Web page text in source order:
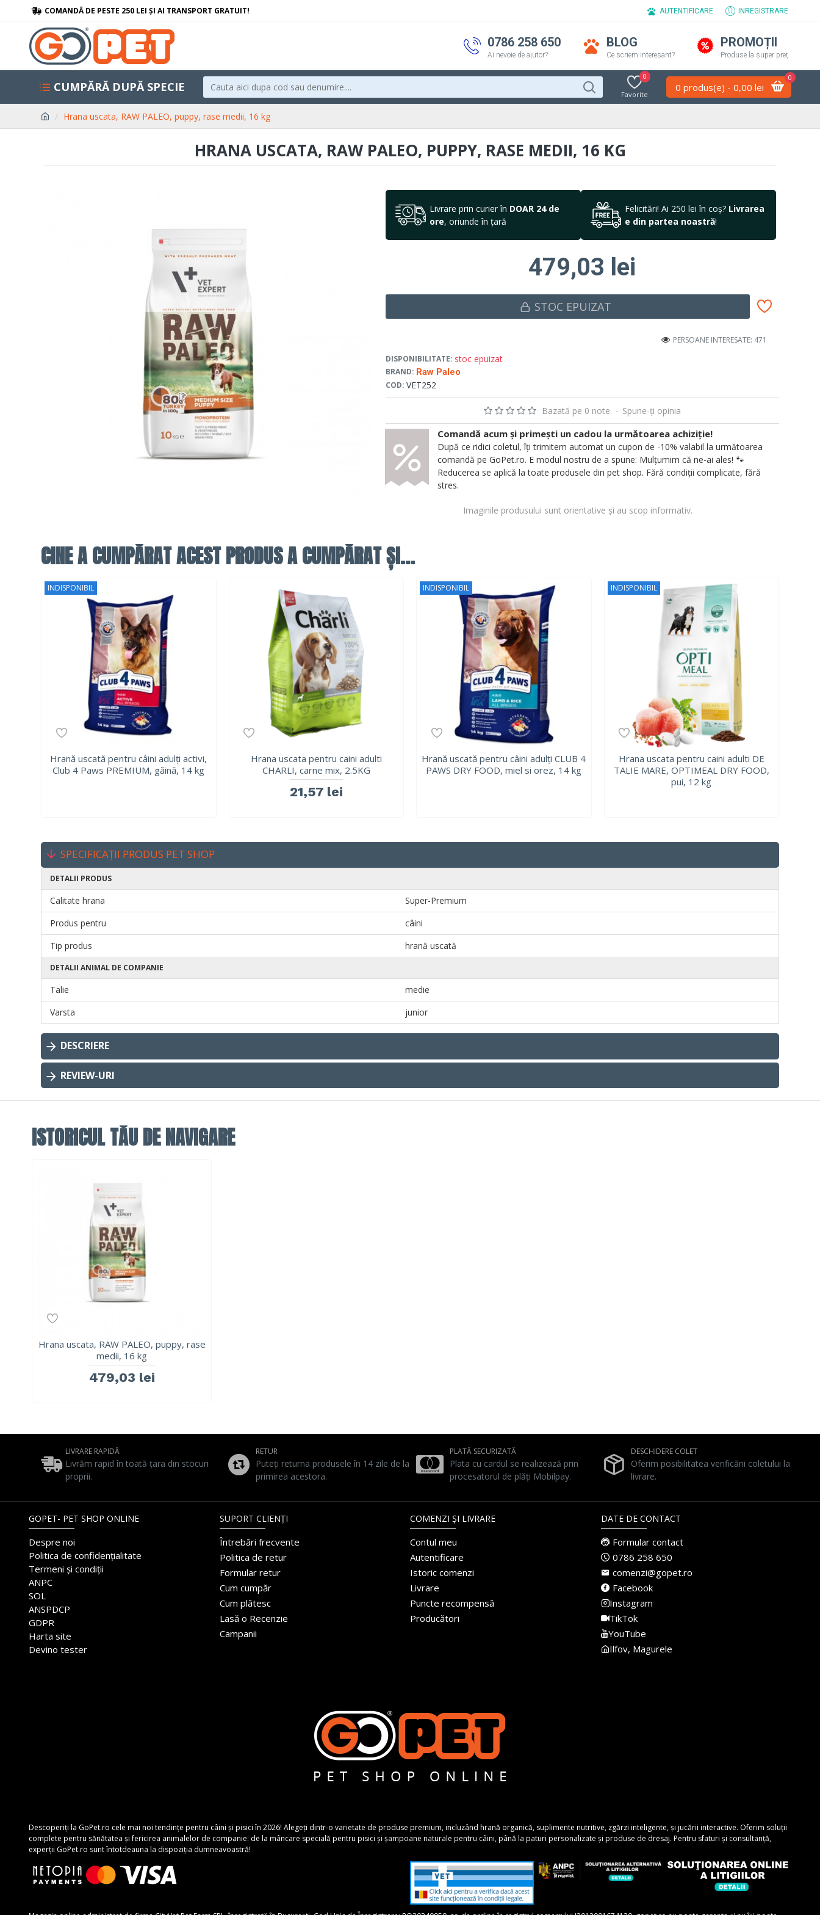
COMANDĂ DE PESTE 250 LEI ȘI AI TRANSPORT GRATUIT! AUTENTIFICARE INREGISTRARE
0786 258 650
Ai nevoie de ajutor?
BLOG
Ce scriem interesant?
PROMOȚII
Produse la super preț
CUMPĂRĂ DUPĂ SPECIE
Favorite
0
0 produs(e) - 0,00 lei
0
Hrana uscata, RAW PALEO, puppy, rase medii, 16 kg
HRANA USCATA, RAW PALEO, PUPPY, RASE MEDII, 16 KG
Livrare prin curier în DOAR 24 de
ore, oriunde în țară
Felicitări! Ai 250 lei în coș? Livrarea
e din partea noastră!
DISPONIBILITATE: stoc epuizat
BRAND: Raw Paleo
COD: VET252
PERSOANE INTERESATE: 471
Bazată pe 0 note. - Spune-ţi opinia
479,03 lei
STOC EPUIZAT
Imaginile produsului sunt orientative și au scop informativ.
Comandă acum și primești un cadou la următoarea achiziție!
După ce ridici coletul, îți trimitem automat un cupon de -10% valabil la următoarea
comandă pe GoPet.ro. E modul nostru de a spune: Mulțumim că ne-ai ales! 🐾
Reducerea se aplică la toate produsele din pet shop. Fără condiții complicate, fără
stres.
CINE A CUMPĂRAT ACEST PRODUS A CUMPĂRAT ȘI...
INDISPONIBIL
Hrană uscată pentru câini adulți activi,
Club 4 Paws PREMIUM, găină, 14 kg
Hrana uscata pentru caini adulti
CHARLI, carne mix, 2.5KG
21,57 lei
INDISPONIBIL
Hrană uscată pentru câini adulți CLUB 4
PAWS DRY FOOD, miel si orez, 14 kg
INDISPONIBIL
Hrana uscata pentru caini adulti DE
TALIE MARE, OPTIMEAL DRY FOOD,
pui, 12 kg
SPECIFICAȚII PRODUS PET SHOP
DETALII PRODUS
Calitate hrana
Super-Premium
Produs pentru
câini
Tip produs
hrană uscată
DETALII ANIMAL DE COMPANIE
Talie
medie
Varsta
junior
DESCRIERE
REVIEW-URI
ISTORICUL TĂU DE NAVIGARE
Hrana uscata, RAW PALEO, puppy, rase
medii, 16 kg
479,03 lei
LIVRARE RAPIDĂ
Livrăm rapid în toată țara din stocuri
proprii.
RETUR
Puteți returna produsele în 14 zile de la
primirea acestora.
PLATĂ SECURIZATĂ
Plata cu cardul se realizează prin
procesatorul de plăți Mobilpay.
DESCHIDERE COLET
Oferim posibilitatea verificării coletului la
livrare.
GOPET- PET SHOP ONLINE
Despre noi
Politica de confidențialitate
Termeni și condiții
ANPC
SOL
ANSPDCP
GDPR
Harta site
Devino tester
SUPORT CLIENȚI
Întrebări frecvente
Politica de retur
Formular retur
Cum cumpăr
Cum plătesc
Lasă o Recenzie
Campanii
COMENZI ȘI LIVRARE
Contul meu
Autentificare
Istoric comenzi
Livrare
Puncte recompensă
Producători
DATE DE CONTACT
Formular contact
0786 258 650
comenzi@gopet.ro
Facebook
Instagram
TikTok
YouTube
Ilfov, Magurele
Descoperiți la GoPet.ro cele mai noi tendințe pentru câini și pisici în 2026! Alegeți dintr-o varietate de produse premium, incluzând hrană organică, suplimente nutritive, zgărzi inteligente, și jucării interactive. Oferim soluții
complete pentru sănătatea și fericirea animalelor de companie: de la mâncare specială pentru pisici și șampoane naturale pentru câini, până la paturi personalizate și produse de dresaj. Pentru sfaturi și consultanță,
experții GoPet.ro sunt întotdeauna la dispoziția dumneavoastră!